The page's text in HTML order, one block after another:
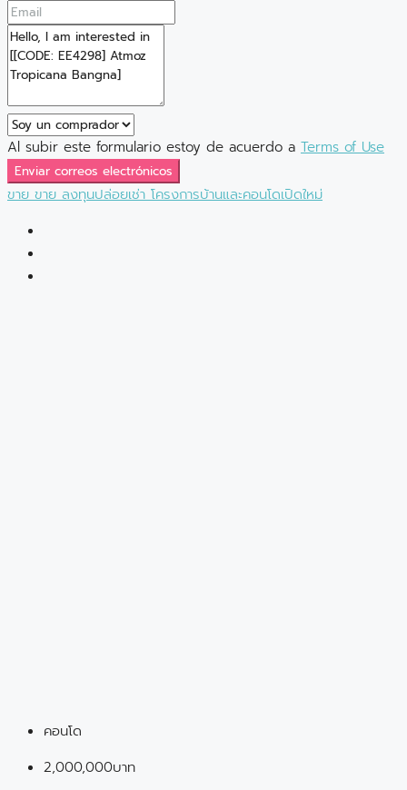
Al subir este formulario estoy de acuerdo a Terms of Use
Enviar correos electrónicos
ขาย ขาย ลงทุนปล่อยเช่า โครงการบ้านและคอนโดเปิดใหม่
คอนโด
2,000,000บาท